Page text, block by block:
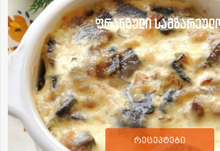
ფრანგული
რეცეპტები